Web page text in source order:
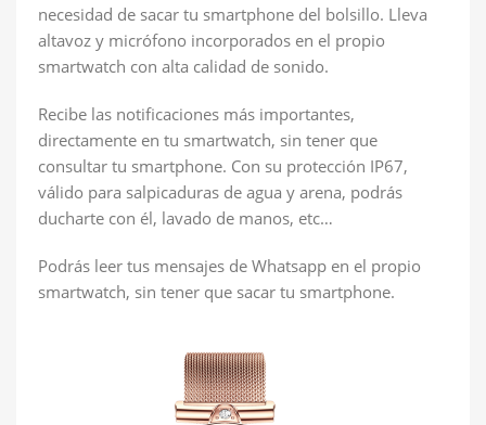
necesidad de sacar tu smartphone del bolsillo. Lleva
altavoz y micrófono incorporados en el propio
smartwatch con alta calidad de sonido.
Recibe las notificaciones más importantes,
directamente en tu smartwatch, sin tener que
consultar tu smartphone. Con su protección IP67,
válido para salpicaduras de agua y arena, podrás
ducharte con él, lavado de manos, etc…
Podrás leer tus mensajes de Whatsapp en el propio
smartwatch, sin tener que sacar tu smartphone.